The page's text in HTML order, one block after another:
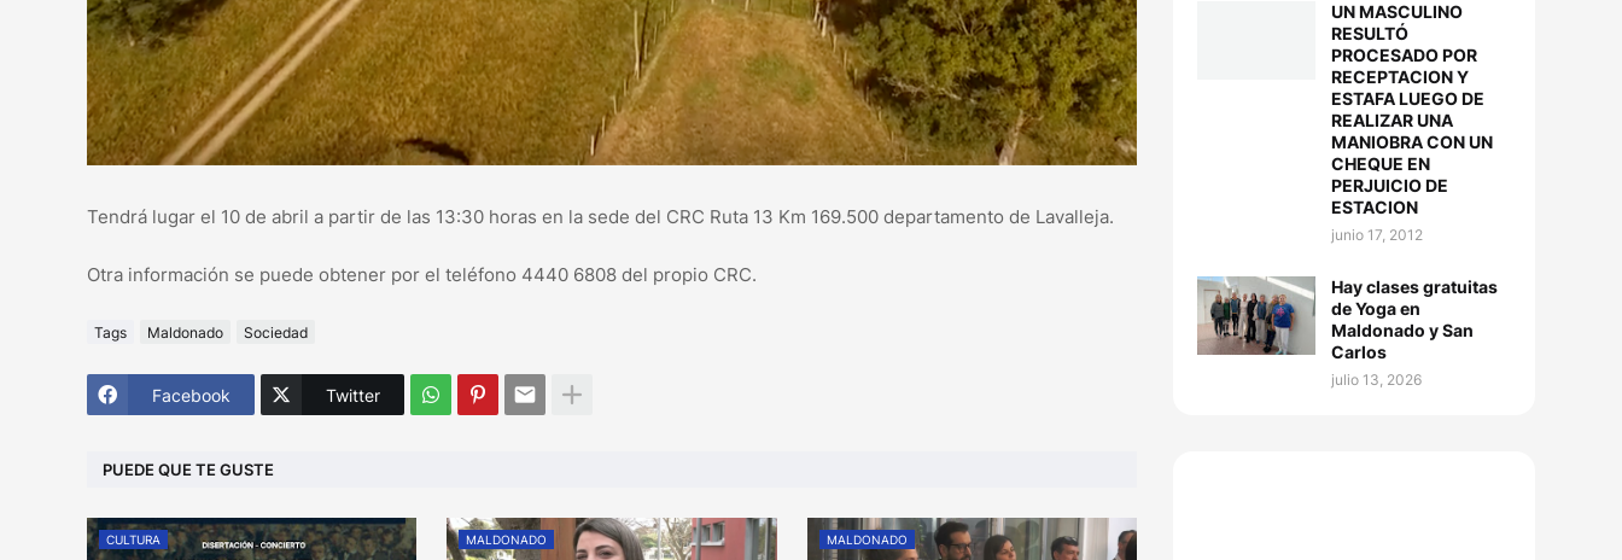
Tendrá lugar el 10 de abril a partir de las 13:30 horas en la sede del CRC Ruta 13 Km 169.500 departamento de Lavalleja.
Otra información se puede obtener por el teléfono 4440 6808 del propio CRC.
Tags Maldonado Sociedad
Facebook Twitter
PUEDE QUE TE GUSTE
CULTURA MALDONADO MALDONADO
UN MASCULINO
RESULTÓ
PROCESADO POR
RECEPTACION Y
ESTAFA LUEGO DE
REALIZAR UNA
MANIOBRA CON UN
CHEQUE EN
PERJUICIO DE
ESTACION
junio 17, 2012
Hay clases gratuitas
de Yoga en
Maldonado y San
Carlos
julio 13, 2026